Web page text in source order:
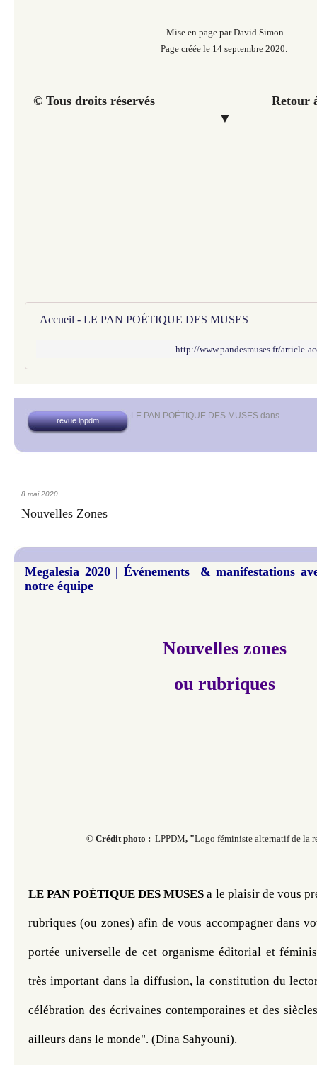
Mise en page par David Simon
Page créée le 14 septembre 2020.
© Tous droits réservés Retour à la
▼
Accueil - LE PAN POÉTIQUE DES MUSES
http://www.pandesmuses.fr/article-
LE PAN POÉTIQUE DES MUSES dans
revue lppdm
8 mai 2020
Nouvelles Zones
Megalesia 2020 | Événements & manifestations
notre équipe
Nouvelles zones
ou rubriques
© Crédit photo : LPPDM, "Logo féministe alternatif de la
LE PAN POÉTIQUE DES MUSES a le plaisir de vous
rubriques (ou zones) afin de vous accompagner dans
portée universelle de cet organisme éditorial et
très important dans la diffusion, la constitution du
célébration des écrivaines contemporaines et des
ailleurs dans le monde". (Dina Sahyouni).